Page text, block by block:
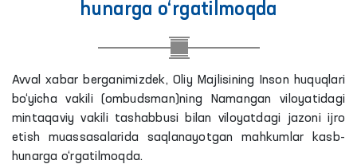
hunarga o‘rgatilmoqda
Avval xabar berganimizdek, Oliy Majlisining Inson huquqlari
bo‘yicha vakili (ombudsman)ning Namangan viloyatidagi
mintaqaviy vakili tashabbusi bilan viloyatdagi jazoni ijro
etish muassasalarida saqlanayotgan mahkumlar kasb-
hunarga o‘rgatilmoqda.